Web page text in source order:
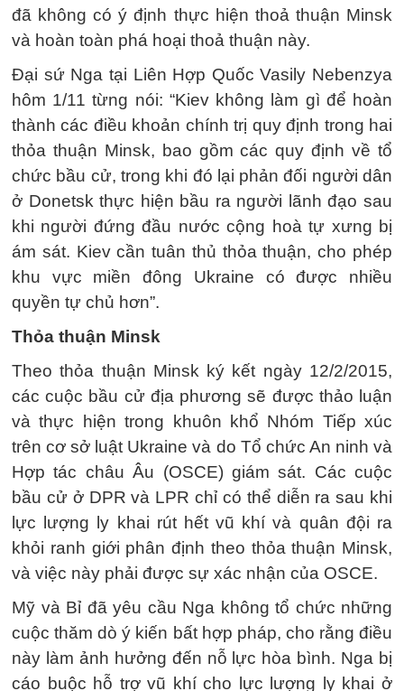
đã không có ý định thực hiện thoả thuận Minsk
và hoàn toàn phá hoại thoả thuận này.
Đại sứ Nga tại Liên Hợp Quốc Vasily Nebenzya
hôm 1/11 từng nói: “Kiev không làm gì để hoàn
thành các điều khoản chính trị quy định trong hai
thỏa thuận Minsk, bao gồm các quy định về tổ
chức bầu cử, trong khi đó lại phản đối người dân
ở Donetsk thực hiện bầu ra người lãnh đạo sau
khi người đứng đầu nước cộng hoà tự xưng bị
ám sát. Kiev cần tuân thủ thỏa thuận, cho phép
khu vực miền đông Ukraine có được nhiều
quyền tự chủ hơn”.
Thỏa thuận Minsk
Theo thỏa thuận Minsk ký kết ngày 12/2/2015,
các cuộc bầu cử địa phương sẽ được thảo luận
và thực hiện trong khuôn khổ Nhóm Tiếp xúc
trên cơ sở luật Ukraine và do Tổ chức An ninh và
Hợp tác châu Âu (OSCE) giám sát. Các cuộc
bầu cử ở DPR và LPR chỉ có thể diễn ra sau khi
lực lượng ly khai rút hết vũ khí và quân đội ra
khỏi ranh giới phân định theo thỏa thuận Minsk,
và việc này phải được sự xác nhận của OSCE.
Mỹ và Bỉ đã yêu cầu Nga không tổ chức những
cuộc thăm dò ý kiến bất hợp pháp, cho rằng điều
này làm ảnh hưởng đến nỗ lực hòa bình. Nga bị
cáo buộc hỗ trợ vũ khí cho lực lượng ly khai ở